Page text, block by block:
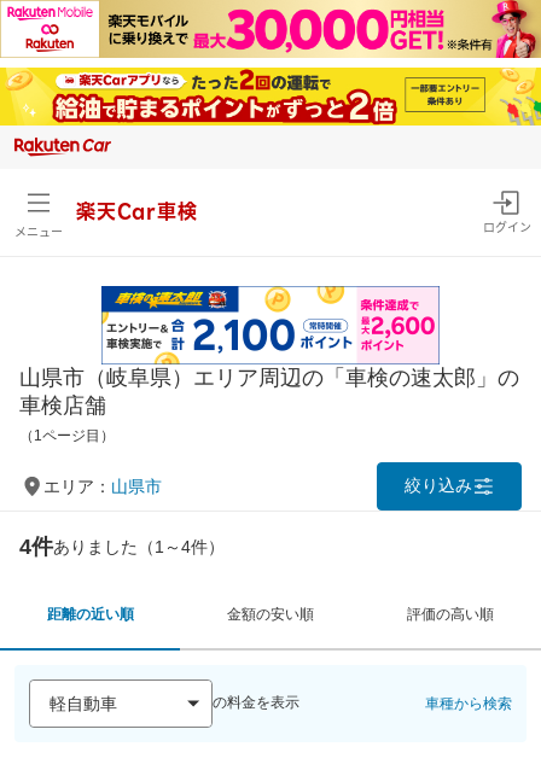
メニュー
楽天Car車検
ログイン
山県市（岐阜県）エリア周辺の「車検の速太郎」の
車検店舗
（1ページ目）
エリア： 山県市 絞り込み
4件ありました（1～4件）
距離の近い順 金額の安い順 評価の高い順
の料金を表示 車種から検索